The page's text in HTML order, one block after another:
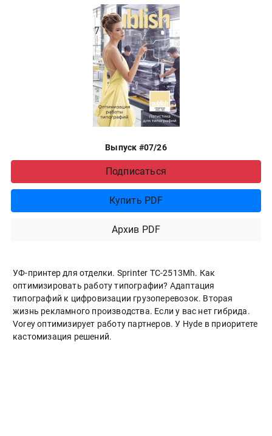
Выпуск #07/26
Подписаться
Купить PDF
Архив PDF
УФ-принтер для отделки. Sprinter ТС-2513Mh. Как
оптимизировать работу типографии? Адаптация
типографий к цифровизации грузоперевозок. Вторая
жизнь рекламного производства. Если у вас нет гибрида.
Vorey оптимизирует работу партнеров. У Hyde в приоритете
кастомизация решений.